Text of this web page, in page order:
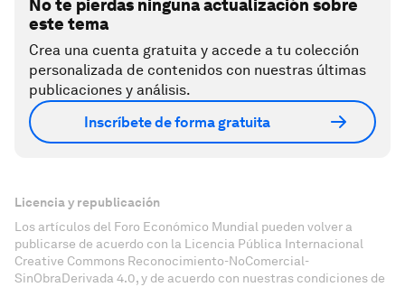
No te pierdas ninguna actualización sobre
este tema
Crea una cuenta gratuita y accede a tu colección
personalizada de contenidos con nuestras últimas
publicaciones y análisis.
Inscríbete de forma gratuita
Licencia y republicación
Los artículos del Foro Económico Mundial pueden volver a
publicarse de acuerdo con la Licencia Pública Internacional
Creative Commons Reconocimiento-NoComercial-
SinObraDerivada 4.0, y de acuerdo con nuestras condiciones de